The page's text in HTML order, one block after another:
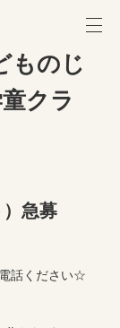
ものじ
クラ
急募
話ください☆